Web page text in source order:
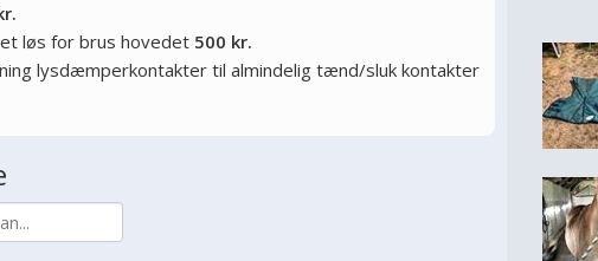
løs for brus hovedet 500 kr.
lysdæmperkontakter til almindelig tænd/sluk kontakter